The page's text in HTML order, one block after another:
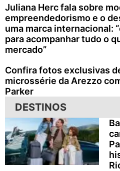
Juliana Herc fala sobre
empreendedorismo e o
uma marca internacional:
para acompanhar tudo o
mercado”
Confira fotos exclusivas
microssérie da Arezzo
Parker
DESTINOS